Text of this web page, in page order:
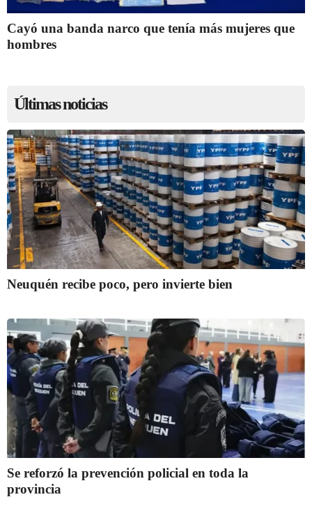
Cayó una banda narco que tenía más mujeres que
hombres
Últimas noticias
Neuquén recibe poco, pero invierte bien
Se reforzó la prevención policial en toda la
provincia